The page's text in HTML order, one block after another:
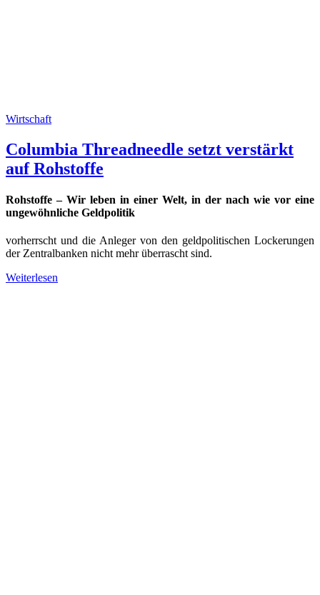
Wirtschaft
Columbia Threadneedle setzt verstärkt
auf Rohstoffe
Rohstoffe – Wir leben in einer Welt, in der nach wie vor eine
ungewöhnliche Geldpolitik
vorherrscht und die Anleger von den geldpolitischen Lockerungen
der Zentralbanken nicht mehr überrascht sind.
Weiterlesen